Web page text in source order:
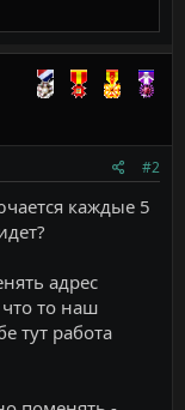
#2
каждые 5
адрес
что то наш
тут работа